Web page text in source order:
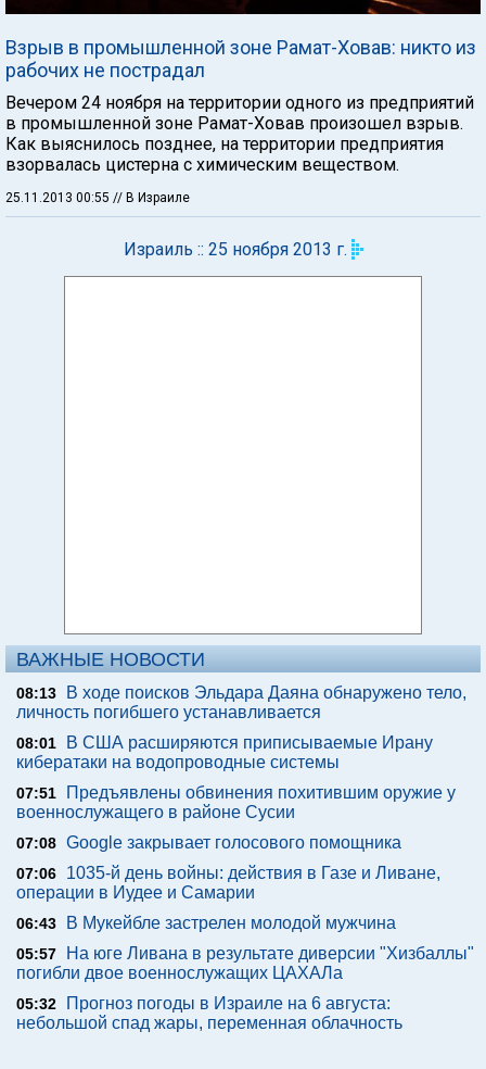
Взрыв в промышленной зоне Рамат-Ховав: никто из
рабочих не пострадал
Вечером 24 ноября на территории одного из предприятий
в промышленной зоне Рамат-Ховав произошел взрыв.
Как выяснилось позднее, на территории предприятия
взорвалась цистерна с химическим веществом.
25.11.2013 00:55 // В Израиле
Израиль :: 25 ноября 2013 г.
ВАЖНЫЕ НОВОСТИ
08:13
В ходе поисков Эльдара Даяна обнаружено тело,
личность погибшего устанавливается
08:01
В США расширяются приписываемые Ирану
кибератаки на водопроводные системы
07:51
Предъявлены обвинения похитившим оружие у
военнослужащего в районе Сусии
07:08 Google закрывает голосового помощника
07:06
1035-й день войны: действия в Газе и Ливане,
операции в Иудее и Самарии
06:43 В Мукейбле застрелен молодой мужчина
05:57
На юге Ливана в результате диверсии "Хизбаллы"
погибли двое военнослужащих ЦАХАЛа
05:32
Прогноз погоды в Израиле на 6 августа:
небольшой спад жары, переменная облачность